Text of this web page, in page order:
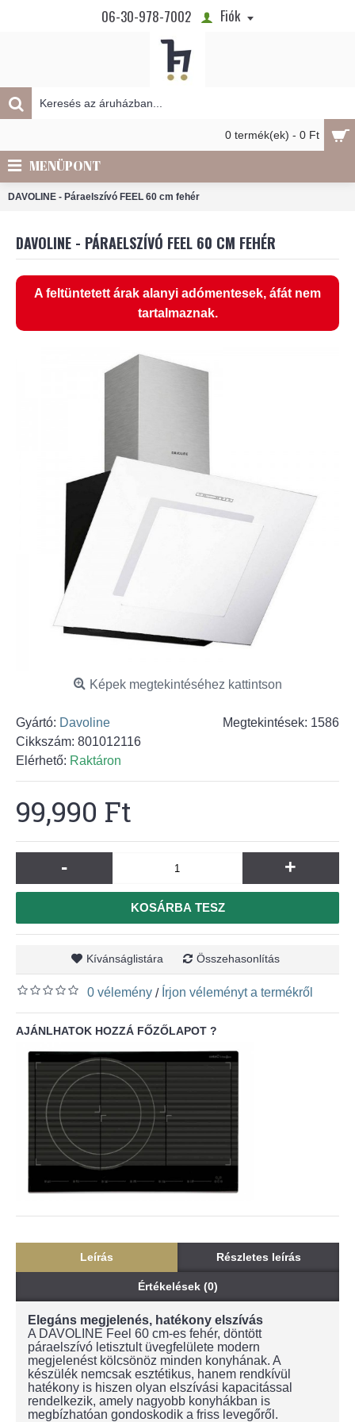
06-30-978-7002 Fiók
0 termék(ek) - 0 Ft
MENÜPONT
DAVOLINE - Páraelszívó FEEL 60 cm fehér
DAVOLINE - PÁRAELSZÍVÓ FEEL 60 CM FEHÉR
A feltüntetett árak alanyi adómentesek, áfát nem
tartalmaznak.
Képek megtekintéséhez kattintson
Megtekintések: 1586
Gyártó: Davoline
Cikkszám: 801012116
Elérhető: Raktáron
99,990 Ft
- +
KOSÁRBA TESZ
Kívánságlistára Összehasonlítás
0 vélemény / Írjon véleményt a termékről
AJÁNLHATOK HOZZÁ FŐZŐLAPOT ?
Leírás Részletes leírás
Értékelések (0)
Elegáns megjelenés, hatékony elszívás
A DAVOLINE Feel 60 cm-es fehér, döntött
páraelszívó letisztult üvegfelülete modern
megjelenést kölcsönöz minden konyhának. A
készülék nemcsak esztétikus, hanem rendkívül
hatékony is hiszen olyan elszívási kapacitással
rendelkezik, amely nagyobb konyhákban is
megbízhatóan gondoskodik a friss levegőről.